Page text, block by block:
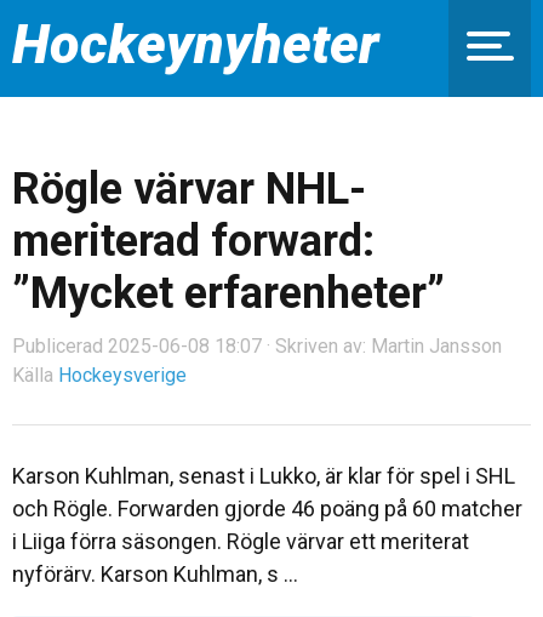
Hockeynyheter
Rögle värvar NHL-
meriterad forward:
”Mycket erfarenheter”
Publicerad 2025-06-08 18:07 · Skriven av: Martin Jansson
Källa Hockeysverige
Karson Kuhlman, senast i Lukko, är klar för spel i SHL
och Rögle. Forwarden gjorde 46 poäng på 60 matcher
i Liiga förra säsongen. Rögle värvar ett meriterat
nyförärv. Karson Kuhlman, s ...